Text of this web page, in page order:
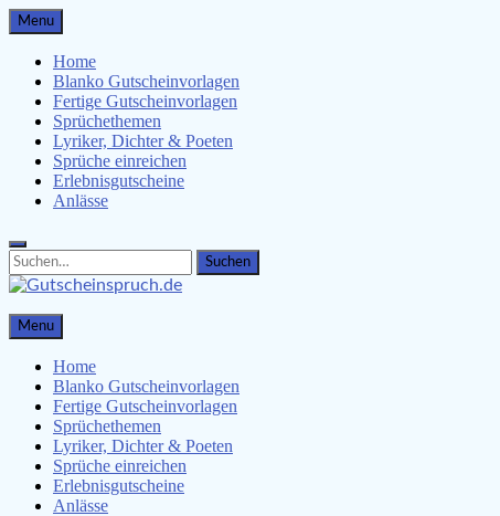
Skip
to
content
Menu
Home
Blanko Gutscheinvorlagen
Fertige Gutscheinvorlagen
Sprüchethemen
Lyriker, Dichter & Poeten
Sprüche einreichen
Erlebnisgutscheine
Anlässe
Search
for:
Search
Gutscheinspruch.de
Gutscheinsprüche & Gutscheinvorlagen finden
Menu
Home
Blanko Gutscheinvorlagen
Fertige Gutscheinvorlagen
Sprüchethemen
Lyriker, Dichter & Poeten
Sprüche einreichen
Erlebnisgutscheine
Anlässe